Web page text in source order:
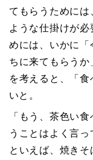
てもらうためには
ような仕掛けが
めには、いかに「
ちに来てもらう
を考えると、「
いと。
「もう、茶色い
うことはよく言
といえば、焼き